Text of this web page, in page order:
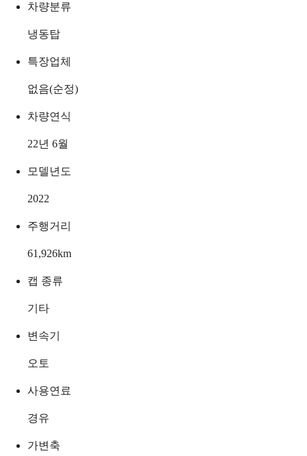
차량분류
냉동탑
특장업체
없음(순정)
차량연식
22년 6월
모델년도
2022
주행거리
61,926km
캡 종류
기타
변속기
오토
사용연료
경유
가변축